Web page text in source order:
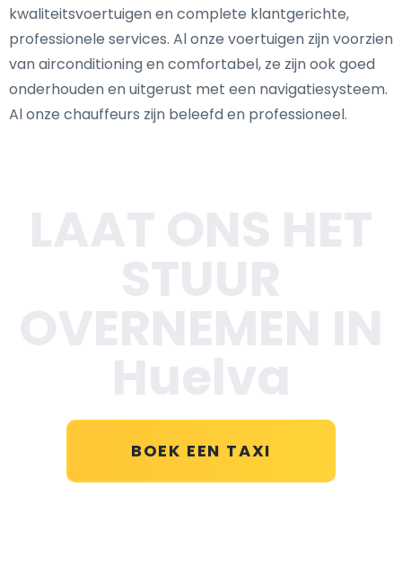
kwaliteitsvoertuigen en complete klantgerichte,
professionele services. Al onze voertuigen zijn voorzien
van airconditioning en comfortabel, ze zijn ook goed
onderhouden en uitgerust met een navigatiesysteem.
Al onze chauffeurs zijn beleefd en professioneel.
BOEK EEN TAXI